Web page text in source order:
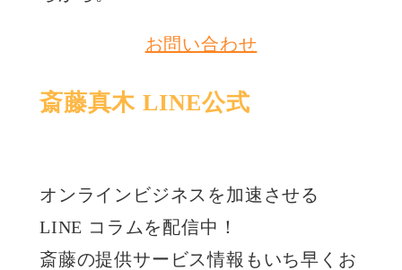
お問い合わせ
斎藤真木 LINE公式
オンラインビジネスを加速させる
LINE コラムを配信中！
斎藤の提供サービス情報もいち早くお